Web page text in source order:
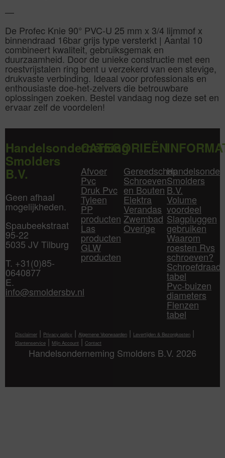
—
De Profec Knie 90° PVC-U 25 mm x 3/4 lijmmof x
binnendraad 16bar grijs type versterkt | Aantal 10
combineert kwaliteit, gebruiksgemak en
duurzaamheid. Door de unieke constructie met een
roestvrijstalen ring bent u verzekerd van een stevige,
drukvaste verbinding. Ideaal voor professionals en
enthousiaste doe-het-zelvers die betrouwbare
oplossingen zoeken. Bestel vandaag nog deze set en
ervaar zelf de voordelen!
Handelsonderneming
Smolders
B.V.
Geen afhaal
mogelijkheden.
Spaubeekstraat
95-22
5035 JV Tilburg
T. +31(0)85-
0640877
E.
info@smoldersbv.nl
CATEGORIEËN
Afvoer
Pvc
Druk Pvc
Tyleen
PP
producten
Las
producten
GLW
producten
Gereedschap
Schroeven
en Bouten
Elektra
Verandas
Zwembad
Overige
Smolders
B.V.
Volume
voordeel
Slagpluggen
gebruiken
Waarom
roesten Rvs
schroeven?
Schroefdraad
tabel
Pvc-buizen
diameters
Flenzen
tabel
Disclaimer | Privacy policy | Algemene Voorwaarden | Levertijden & Bezorgkosten |
Klantenservice | Mijn Account | Contact
Handelsonderneming Smolders B.V. 2026